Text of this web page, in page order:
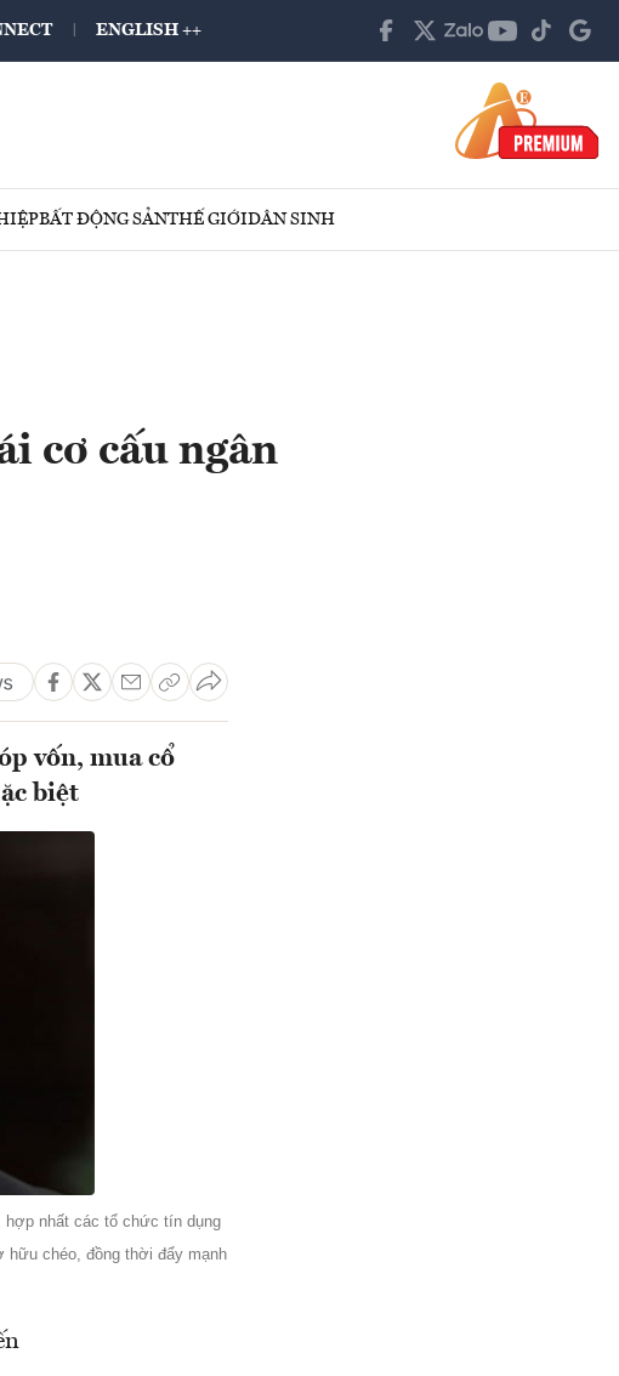
ENGLISH ++
BẤT ĐỘNG SẢNTHẾ GIỚIDÂN SINH
cơ cấu ngân
vốn, mua cổ
biệt
hợp nhất các tổ chức tín dụng
chéo, đồng thời đẩy mạnh